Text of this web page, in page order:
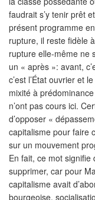
faudrait s’y tenir prêt
présent programme
rupture, il reste fidèle
rupture elle-même ne
un « après »: avant,
c’est l’État ouvrier et
mixité à
n’ont pas cours ici.
d’opposer «
capitalisme pour faire
sur un mouvement
En fait, ce mot
supprimer, car pour
capitalisme avait
bourgeoise,